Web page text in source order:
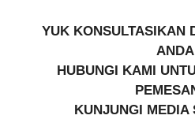
YUK KONSULTASIKAN
HUBUNGI KAMI
KUNJUNGI MEDIA